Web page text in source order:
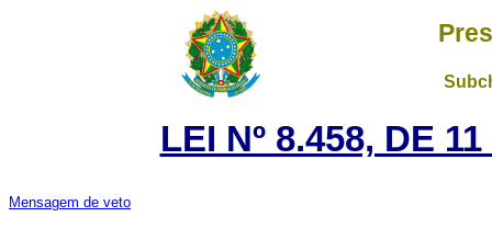
LEI Nº 8.458, DE
Mensagem de veto